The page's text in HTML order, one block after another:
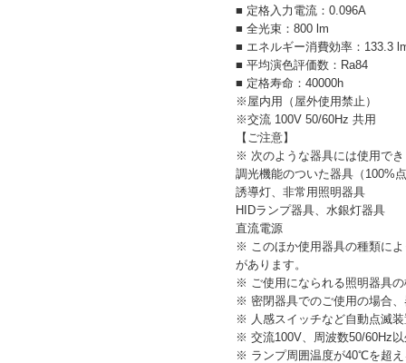
■ 定格入力電流：0.096A
■ 全光束：800 lm
■ エネルギー消費効率：133.3
■ 平均演色評価数：Ra84
■ 定格寿命：40000h
※屋内用（屋外使用禁止）
※交流 100V 50/60Hz 共用
【ご注意】
※ 次のような器具には使用で
調光機能のついた器具（100%
誘導灯、非常用照明器具
HIDランプ器具、水銀灯器具
直流電源
※ このほか使用器具の種類に
があります。
※ ご使用になられる照明器具
※ 密閉器具でのご使用の場合
※ 人感スイッチなど自動点滅
※ 交流100V、周波数50/60Hz
※ ランプ周囲温度が40℃を超え